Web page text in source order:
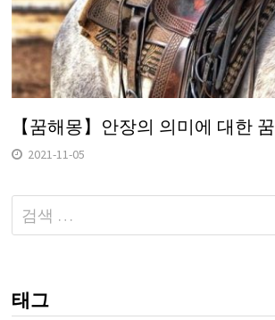
【꿈해몽】안장의 의미에 대한 꿈
2021-11-05
다
음
태그